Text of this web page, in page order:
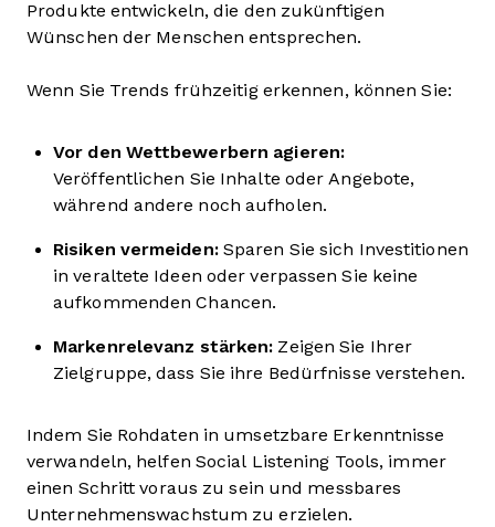
Produkte entwickeln, die den zukünftigen
Wünschen der Menschen entsprechen.
Wenn Sie Trends frühzeitig erkennen, können Sie:
Vor den Wettbewerbern agieren:
Veröffentlichen Sie Inhalte oder Angebote,
während andere noch aufholen.
Risiken vermeiden:Sparen Sie sich Investitionen
in veraltete Ideen oder verpassen Sie keine
aufkommenden Chancen.
Markenrelevanz stärken: Zeigen Sie Ihrer
Zielgruppe, dass Sie ihre Bedürfnisse verstehen.
Indem Sie Rohdaten in umsetzbare Erkenntnisse
verwandeln, helfen Social Listening Tools, immer
einen Schritt voraus zu sein und messbares
Unternehmenswachstum zu erzielen.